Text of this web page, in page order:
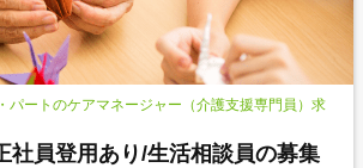
パートのケアマネージャー（介護支援専門員）求
社員登用あり/生活相談員の募集